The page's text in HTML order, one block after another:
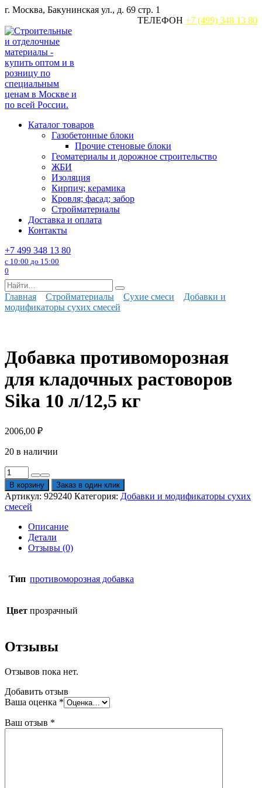
Перейти
содержанию
г. Москва, Бакунинская ул., д. 69 стр. 1
ТЕЛЕФОН +7 (499) 348 13 80
Каталог товаров
Газобетонные блоки
Прочие стеновые блоки
Геоматериалы и дорожное строительство
ЖБИ
Изоляция
Кирпич; керамика
Кровля; фасад; забор
Стройматериалы
Доставка и оплата
Контакты
+7 499 348 13 80
с 10:00 до 15:00
0
Search
for:
Главная Стройматериалы Сухие смеси
Добавки и
модификаторы сухих смесей
Добавка противоморозная
для кладочных растоворов
Sika 10 л/12,5 кг
2006,00 ₽
20 в наличии
Количество
товара
Добавка
противоморозная
для
кладочных
растоворов
Sika
кг
В корзину Заказ в один клик
Артикул: 929240 Категория: Добавки и модификаторы сухих
смесей
Описание
Детали
Отзывы (0)
Тип противоморозная добавка
Цвет прозрачный
Отзывы
Отзывов пока нет.
Добавить отзыв
Ваша оценка *
Ваш отзыв *